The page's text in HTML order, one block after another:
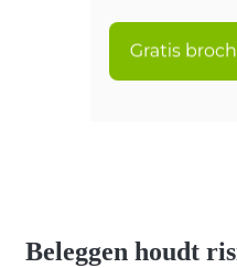
Beleggen houdt